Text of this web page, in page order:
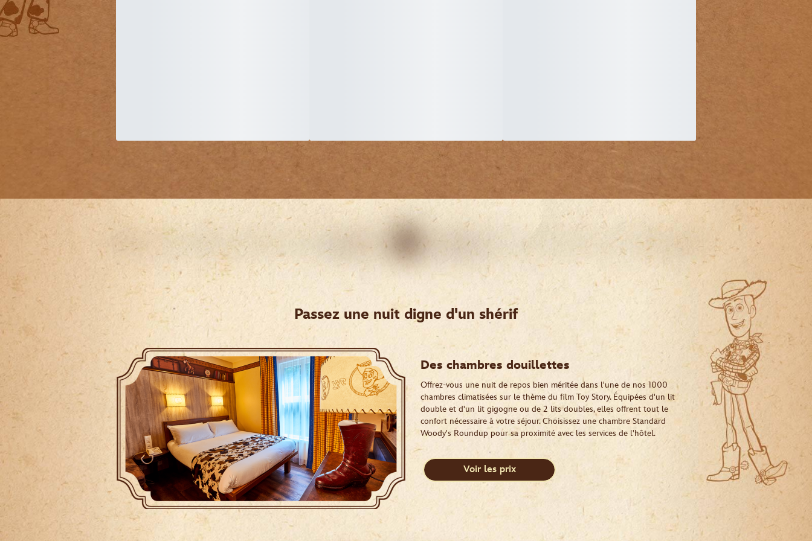
Passez une nuit digne d'un shérif
Des chambres douillettes
Offrez-vous une nuit de repos bien méritée dans l'une de nos 1000
chambres climatisées sur le thème du film Toy Story. Équipées d'un lit
double et d'un lit gigogne ou de 2 lits doubles, elles offrent tout le
confort nécessaire à votre séjour. Choisissez une chambre Standard
Woody's Roundup pour sa proximité avec les services de l'hôtel.
Voir les prix